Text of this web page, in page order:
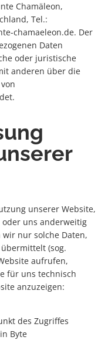
Chamäleon,
Tel.:
chamaeleon.de. Der
Daten
oder juristische
anderen über die
unserer Website,
uns anderweitig
nur solche Daten,
(sog.
aufrufen,
für uns technisch
anzuzeigen:
des Zugriffes
Byte